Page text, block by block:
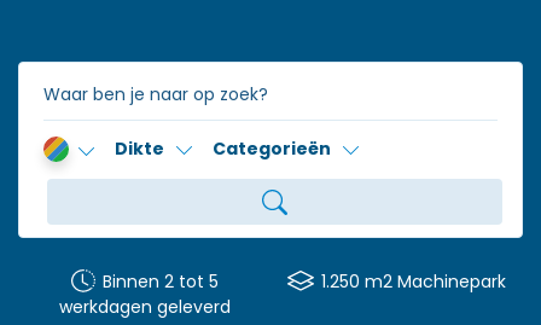
Trespa® / HPL
Alupanel / Dibond®
Accessoires
Dikte Categorieën
Binnen 2 tot 5
werkdagen geleverd
1.250 m2 Machinepark